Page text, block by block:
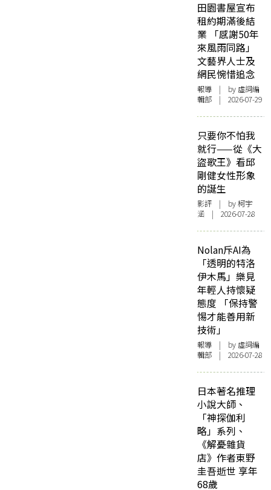
田園書屋宣布
租約期滿後結
業 「感謝50年
來風雨同路」
文藝界人士及
網民惋惜追念
報導 | by 虛詞編
輯部 | 2026-07-29
只要你不怕我
就行——從《大
盜歌王》看邱
剛健女性形象
的誕生
影評 | by 柯宇
涵 | 2026-07-28
Nolan斥AI為
「透明的特洛
伊木馬」樂見
年輕人持懷疑
態度 「保持警
惕才能善用新
技術」
報導 | by 虛詞編
輯部 | 2026-07-28
日本著名推理
小說大師、
「神探伽利
略」系列、
《解憂雜貨
店》作者東野
圭吾逝世 享年
68歲